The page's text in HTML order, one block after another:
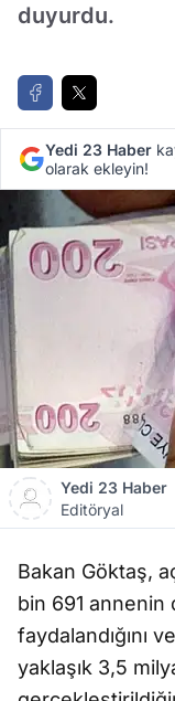
duyurdu.
Yedi 23 Haber
olarak ekleyin!
Yedi 23 Haber
Editöryal
Bakan Göktaş,
bin 691 annenin
faydalandığını
yaklaşık 3,5